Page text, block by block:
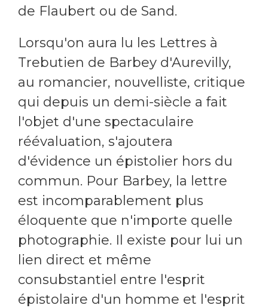
de Flaubert ou de Sand.
Lorsqu'on aura lu les Lettres à
Trebutien de Barbey d'Aurevilly,
au romancier, nouvelliste, critique
qui depuis un demi-siècle a fait
l'objet d'une spectaculaire
réévaluation, s'ajoutera
d'évidence un épistolier hors du
commun. Pour Barbey, la lettre
est incomparablement plus
éloquente que n'importe quelle
photographie. Il existe pour lui un
lien direct et même
consubstantiel entre l'esprit
épistolaire d'un homme et l'esprit